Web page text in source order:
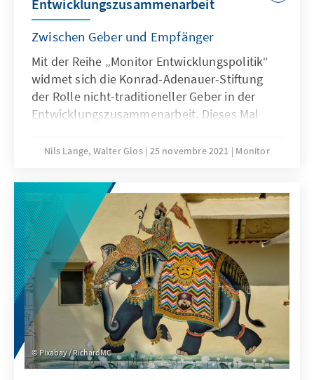
Entwicklungszusammenarbeit
Zwischen Geber und Empfänger
Mit der Reihe „Monitor Entwicklungspolitik“
widmet sich die Konrad-Adenauer-Stiftung
der Rolle nicht-traditioneller Geber in der
Entwicklungszusammenarbeit. Dieses Mal
ihrer Entwicklungspolitik in den letzten
strategischer aufgetreten ist und ihre
Außenpolitik, verknüpft mit nationalen
Sicherheitsinteressen und regionalpolitischen
Ambitionen, deutlich ausgebaut hat.
Nils Lange, Walter Glos 25 novembre 2021 Monitor
Pixabay / RichardMC